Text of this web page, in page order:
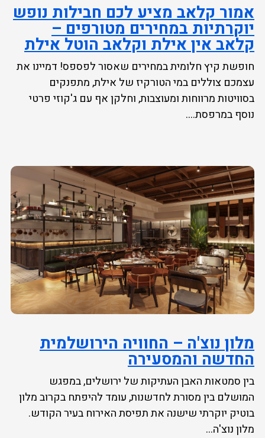
אמור קלאב מציע לכם חבילות נופש
יוקרתיות במחירים מטורפים –
קלאב אין אילת וקלאב הוטל אילת
חופשת קיץ חלומית במחירים שאסור לפספס! דמיינו את
עצמכם צוללים במי הטורקיז של אילת, מתפנקים
בסוויטות מרווחות ומעוצבות, וחלקן אף עם ג'קוזי פרטי
נוסף במרפסת....
מלון נוצ'ה – החוויה הירושלמית
החדשה והמסעירה
בין סמטאות האבן העתיקות של ירושלים, במפגש
המושלם בין מסורת לחדשנות, עומד להיפתח בקרוב מלון
בוטיק יוקרתי שישנה את תפיסת האירוח בעיר הקודש.
מלון נוצ'ה...